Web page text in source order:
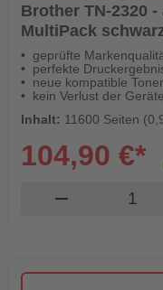
Brother TN-2320
MultiPack
geprüfte
perfekte
neue kompatible
kein Verlust der
Inhalt: 11600 Seiten
104,90 €*
remove